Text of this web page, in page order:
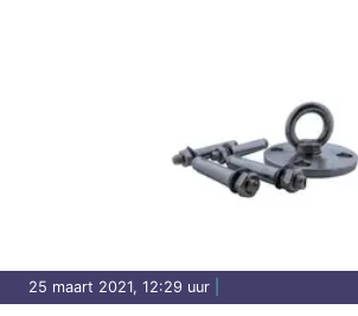
25 maart 2021, 12:29 uur